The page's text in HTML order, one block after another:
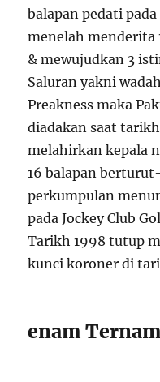
balapan pedati
menelah menderita
& mewujudkan 3
Saluran yakni
Preakness maka
diadakan saat
melahirkan kepala
16 balapan
perkumpulan
pada Jockey Club
Tarikh 1998 tutup
kunci koroner di
enam